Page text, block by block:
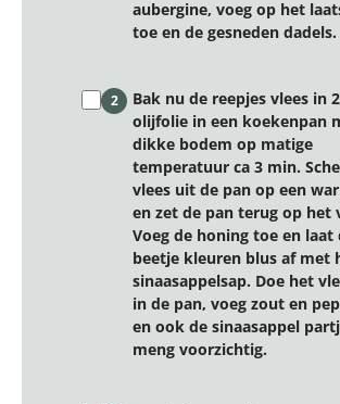
aubergine, voeg op het
toe en de gesneden dadels.
2
Bak nu de reepjes vlees in
olijfolie in een koekenpan
dikke bodem op matige
temperatuur ca 3 min.
vlees uit de pan op een
en zet de pan terug op het
Voeg de honing toe en laat
beetje kleuren blus af met
sinaasappelsap. Doe het
in de pan, voeg zout en
en ook de sinaasappel
meng voorzichtig.